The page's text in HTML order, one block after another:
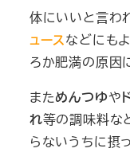
体にいいと言わ
ュースなどにも
ろか肥満の原因
まためんつゆや
れ等の調味料な
らないうちに摂